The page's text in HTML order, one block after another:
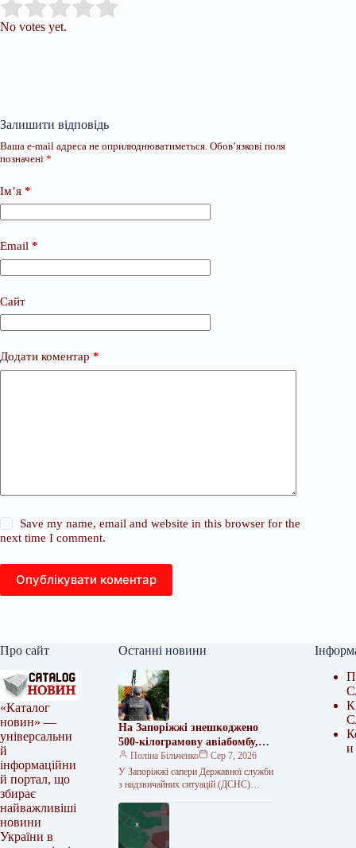
Rate this item:
No votes yet.
Залишити відповідь
Ваша e-mail адреса не оприлюднюватиметься. Обов’язкові поля
позначені *
Ім’я *
Email *
Сайт
Додати коментар *
Save my name, email and website in this browser for the
next time I comment.
Опублікувати коментар
Про сайт
«Каталог
новин» —
універсальни
й
інформаційни
й портал, що
збирає
найважливіші
новини
України в
Останні новини
На Запоріжжі знешкоджено
500-кілограмову авіабомбу,
що впала на 10-метрову
глибину
Поліна Більченко
Сер 7, 2026
У Запоріжжі сапери Державної служби
з надзвичайних ситуацій (ДСНС)
ФАБ-500 вагою близько 500
кілограмів. Боєприпас не здетонував…
и